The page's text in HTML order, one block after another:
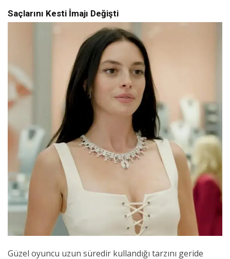
Saçlarını Kesti İmajı Değişti
Güzel oyuncu uzun süredir kullandığı tarzını geride